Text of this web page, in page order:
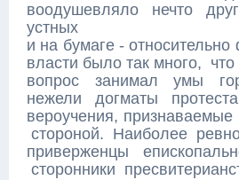
воодушевляло нечто
устных
и на бумаге -
власти было так много, что
вопрос занимал умы
нежели догматы
вероучения,
стороной. Наиболее
приверженцы
сторонники